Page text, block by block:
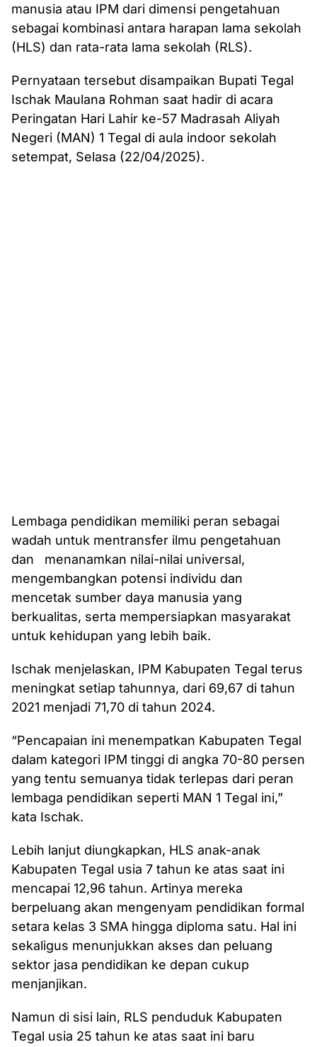
manusia atau IPM dari dimensi pengetahuan
sebagai kombinasi antara harapan lama sekolah
(HLS) dan rata-rata lama sekolah (RLS).
Pernyataan tersebut disampaikan Bupati Tegal
Ischak Maulana Rohman saat hadir di acara
Peringatan Hari Lahir ke-57 Madrasah Aliyah
Negeri (MAN) 1 Tegal di aula indoor sekolah
setempat, Selasa (22/04/2025).
Lembaga pendidikan memiliki peran sebagai
wadah untuk mentransfer ilmu pengetahuan
dan menanamkan nilai-nilai universal,
mengembangkan potensi individu dan
mencetak sumber daya manusia yang
berkualitas, serta mempersiapkan masyarakat
untuk kehidupan yang lebih baik.
Ischak menjelaskan, IPM Kabupaten Tegal terus
meningkat setiap tahunnya, dari 69,67 di tahun
2021 menjadi 71,70 di tahun 2024.
“Pencapaian ini menempatkan Kabupaten Tegal
dalam kategori IPM tinggi di angka 70-80 persen
yang tentu semuanya tidak terlepas dari peran
lembaga pendidikan seperti MAN 1 Tegal ini,”
kata Ischak.
Lebih lanjut diungkapkan, HLS anak-anak
Kabupaten Tegal usia 7 tahun ke atas saat ini
mencapai 12,96 tahun. Artinya mereka
berpeluang akan mengenyam pendidikan formal
setara kelas 3 SMA hingga diploma satu. Hal ini
sekaligus menunjukkan akses dan peluang
sektor jasa pendidikan ke depan cukup
menjanjikan.
Namun di sisi lain, RLS penduduk Kabupaten
Tegal usia 25 tahun ke atas saat ini baru